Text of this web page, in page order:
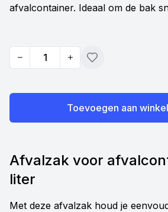
afvalcontainer. Ideaal om de bak
Quantity Toevoegen
Toevoegen aan
Afvalzak voor
liter
Met deze afvalzak houd je